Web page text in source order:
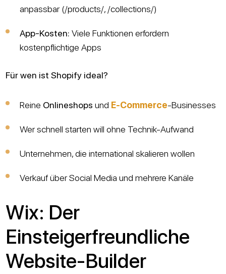
anpassbar (/products/, /collections/)
App-Kosten: Viele Funktionen erfordern
kostenpflichtige Apps
Für wen ist Shopify ideal?
Reine Onlineshops und E-Commerce-Businesses
Wer schnell starten will ohne Technik-Aufwand
Unternehmen, die international skalieren wollen
Verkauf über Social Media und mehrere Kanäle
Wix: Der
Einsteigerfreundliche
Website-Builder